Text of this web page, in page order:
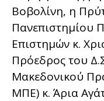
Βοβολίνη, η
Πανεπιστημίου
Επιστημών κ.
Πρόεδρος του
Μακεδονικού
ΜΠΕ) κ. Άρια